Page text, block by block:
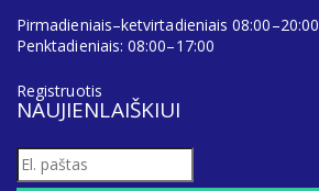
Pirmadieniais–ketvirtadieniais 08:00–20:00
Penktadieniais: 08:00–17:00
Registruotis
NAUJIENLAIŠKIUI